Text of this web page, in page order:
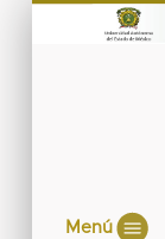
Menú